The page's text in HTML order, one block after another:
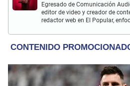
Egresado de Comunicación
editor de video y creador de
redactor web en El Popular,